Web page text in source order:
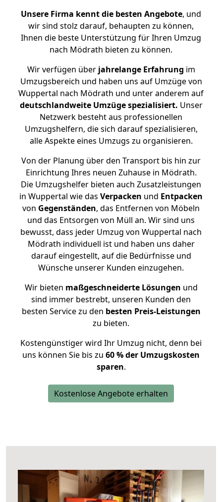
Unsere Firma kennt die besten Angebote, und
wir sind stolz darauf, behaupten zu können,
Ihnen die beste Unterstützung für Ihren Umzug
nach Mödrath bieten zu können.
Wir verfügen überjahrelange Erfahrung im
Umzugsbereich und haben uns auf Umzüge von
Wuppertal nach Mödrath und unter anderem auf
deutschlandweite Umzüge spezialisiert. Unser
Netzwerk besteht aus professionellen
Umzugshelfern, die sich darauf spezialisieren,
alle Aspekte eines Umzugs zu organisieren.
Von der Planung über den Transport bis hin zur
Einrichtung Ihres neuen Zuhause in Mödrath.
Die Umzugshelfer bieten auch Zusatzleistungen
in Wuppertal wie das Verpacken und Entpacken
von Gegenständen, das Entfernen von Möbeln
und das Entsorgen von Müll an. Wir sind uns
bewusst, dass jeder Umzug von Wuppertal nach
Mödrath individuell ist und haben uns daher
darauf eingestellt, auf die Bedürfnisse und
Wünsche unserer Kunden einzugehen.
Wir bieten maßgeschneiderte Lösungen und
sind immer bestrebt, unseren Kunden den
besten Service zu den besten Preis-Leistungen
zu bieten.
Kostengünstiger wird Ihr Umzug nicht, denn bei
uns können Sie bis zu 60 % der Umzugskosten
sparen.
Kostenlose Angebote erhalten